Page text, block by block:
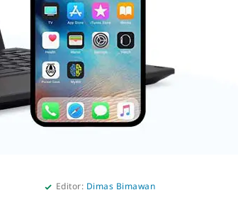
Editor: Dimas Bimawan